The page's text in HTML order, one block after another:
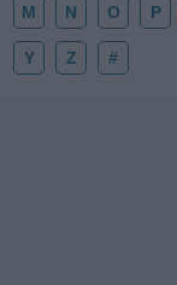
M N O P
Y Z #